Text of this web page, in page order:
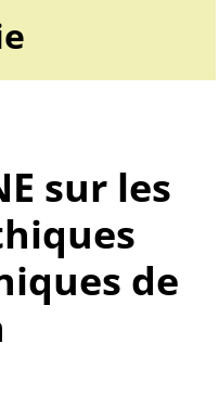
sur les
de